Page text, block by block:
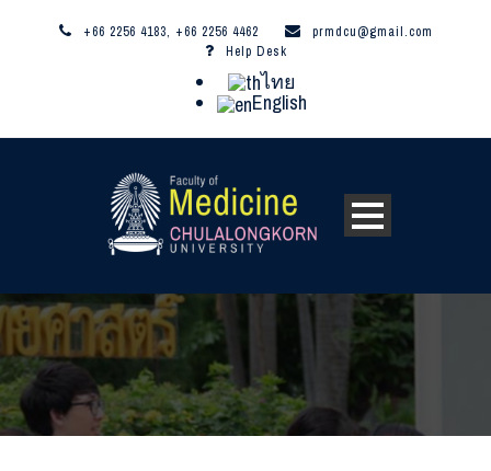
+66 2256 4183, +66 2256 4462
prmdcu@gmail.com
Help Desk
ไทย
English